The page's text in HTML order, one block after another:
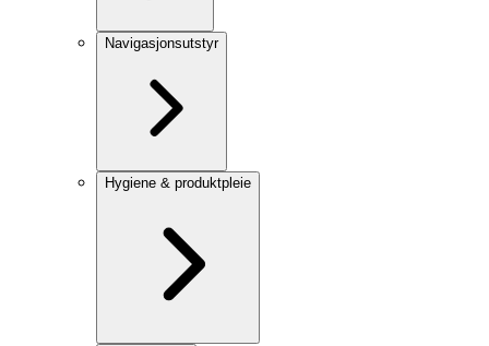
Navigasjonsutstyr
Hygiene & produktpleie